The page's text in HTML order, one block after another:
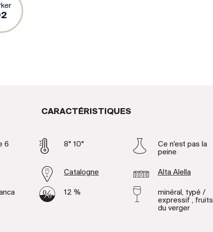
CARACTÉRISTIQUES
6 8° 10°
Ce n'est pas la
peine
Catalogne Alta Alella
12 %
minéral, typé /
expressif , fruits
du verger